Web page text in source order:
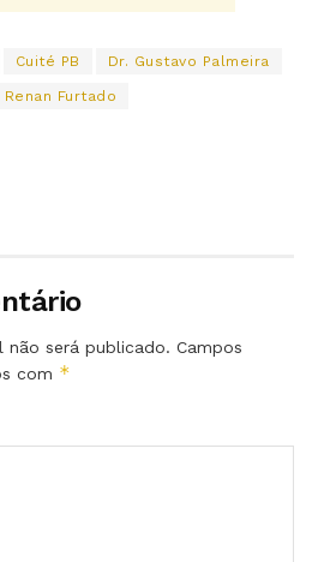
Cuité PB Dr. Gustavo Palmeira
Renan Furtado
não será publicado. Campos
com *